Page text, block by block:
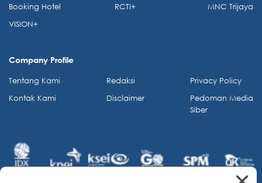
Booking Hotel
VISION+
RCTI+
MNC Trijaya
Company Profile
Tentang Kami
Kontak Kami
Redaksi
Disclaimer
Privacy Policy
Pedoman Media
Siber